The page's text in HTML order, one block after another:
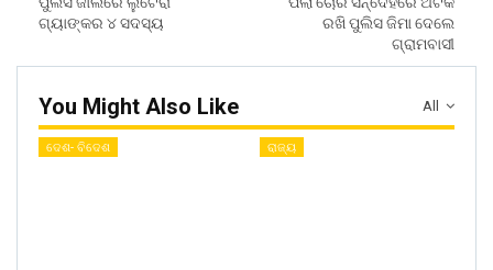
ଗ୍ୟାଙ୍କର ୪ ସଦସ୍ୟ
ରଖି ପୁଲିସ ଜିମା ଦେଲେ
ଗ୍ରାମବାସୀ
All
You Might Also Like
ଦେଶ- ବିଦେଶ ରାଜ୍ୟ